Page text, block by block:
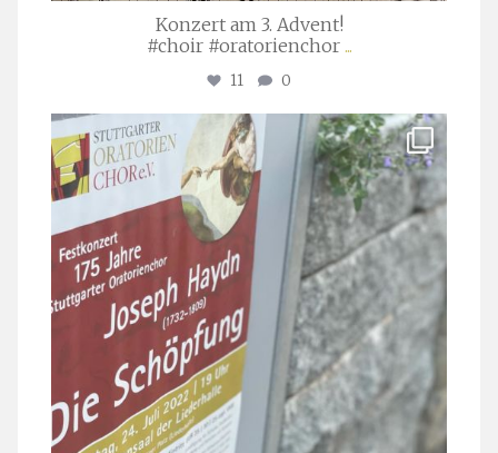
Konzert am 3. Advent!
#choir #oratorienchor ...
11 0
stuttgarter_oratorienchor
Juli 23